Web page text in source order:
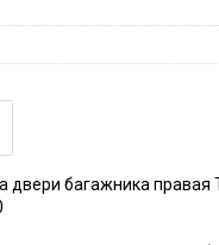
двери багажника правая